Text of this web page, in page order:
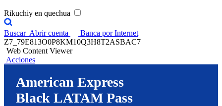
Rikuchiy en quechua
Buscar Abrir cuenta
Banca por Internet
Z7_79E813O0P8KM10Q3H8T2ASBAC7
Web Content Viewer
Acciones
American Express
Black LATAM Pass